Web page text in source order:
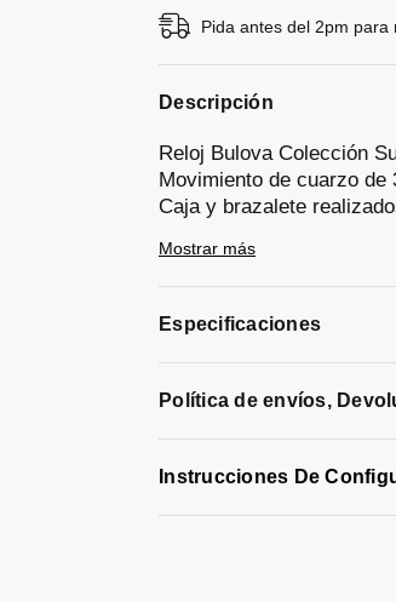
Pida antes del 2pm
Descripción
Reloj Bulova Colección
Movimiento de cuarzo de
Caja y brazalete
Bisel superior y corona
Carátula dorada,
Cristal mineral.
Resistencia al agua de
Modelo #: 98L277
Mostrar más
Especificaciones
Política de envíos,
Instrucciones De